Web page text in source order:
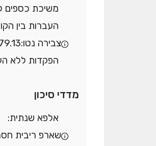
משיכת כספים
העברות בין
צבירה נטו:
הפקדות ללא
מדדי סיכון
אלפא שנתית:
שארפ ריבית